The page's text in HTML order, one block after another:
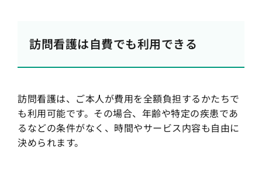
訪問看護は自費でも利用できる
訪問看護は、ご本人が費用を全額負担するかたちで
も利用可能です。その場合、年齢や特定の疾患であ
るなどの条件がなく、時間やサービス内容も自由に
決められます。